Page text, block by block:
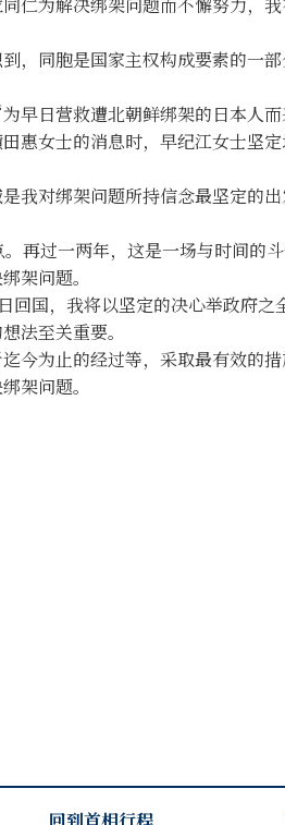
为解决绑架问题而不懈努力，
同胞是国家主权构成要素的一
早日营救遭北朝鲜绑架的日本人
惠女士的消息时，早纪江女士坚
对绑架问题所持信念最坚定的出
过一两年，这是一场与时间的
架问题。
国，我将以坚定的决心举政府之
法至关重要。
为止的经过等，采取最有效的
架问题。